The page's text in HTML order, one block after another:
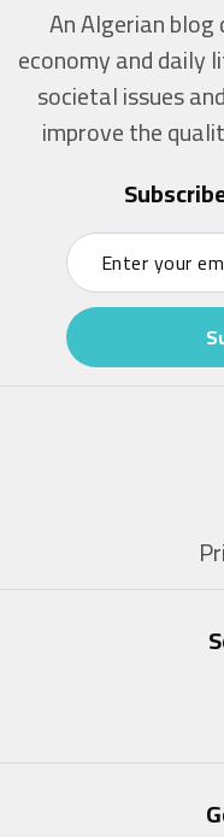
An Algerian
economy and daily
societal issues
improve the